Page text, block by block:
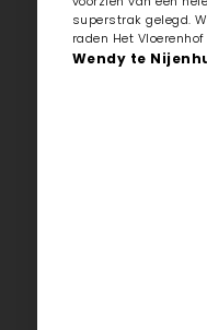
superstrak gelegd.
raden Het
Wendy te